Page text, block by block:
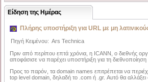
Είδηση της Ημέρας
Πλήρης υποστήριξη για URL με μη
Πηγή Κειμένου: Ars Technica
Πριν από περίπου επτά χρόνια, η ICANN, ο διεθνής
αποφάσισε να παρέχει υποστήριξη για τη
Προς το παρόν, τα domain names επιτρέπεται να
top level domain, δηλαδή το .com ή .gr. Αυτό θα αλλάξει